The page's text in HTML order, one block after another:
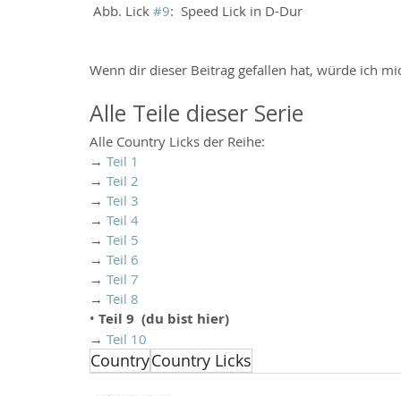
Abb. Lick #9:  Speed Lick in D-Dur
Wenn dir dieser Beitrag gefallen hat, würde ich
Alle Teile dieser Serie
Alle Country Licks der Reihe:
→ Teil 1
→ Teil 2
→ Teil 3
→ Teil 4
→ Teil 5
→ Teil 6
→ Teil 7
→ Teil 8
• Teil 9  (du bist hier)
→ Teil 10
CountryCountry Licks